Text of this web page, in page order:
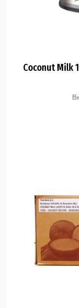
Coconut Milk